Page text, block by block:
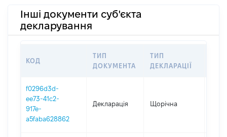
Інші документи суб'єкта
декларування
КОД
ТИП
ДОКУМЕНТА
ТИП
ДЕКЛАРАЦІЇ
f0296d3d-
ee73-41c2-
917e-
a5faba628862
Декларація Щорічна